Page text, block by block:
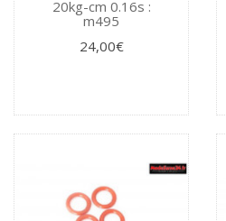
20kg-cm 0.16s :
m495
24,00€